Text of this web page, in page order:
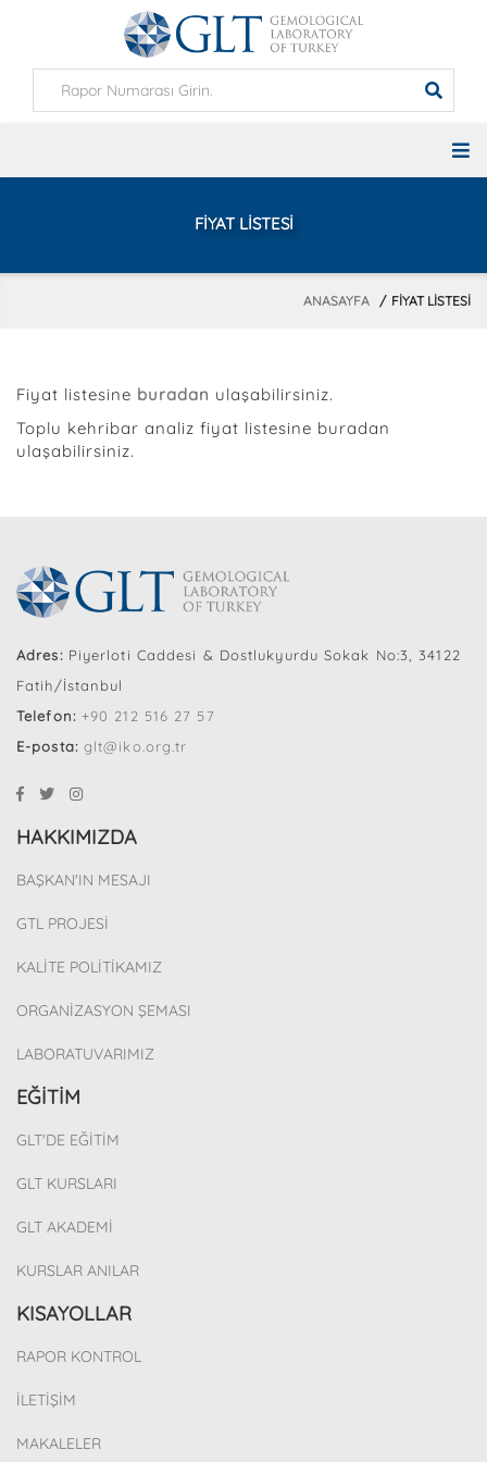
FIYAT LISTESI
ANASAYFA FIYAT LISTESI
Fiyat listesine buradan ulaşabilirsiniz.
Toplu kehribar analiz fiyat listesine buradan
ulaşabilirsiniz.
Adres:Piyerloti Caddesi & Dostlukyurdu Sokak No:3, 34122
Fatih/İstanbul
Telefon: +90 212 516 27 57
E-posta: glt@iko.org.tr
HAKKIMIZDA
BAŞKAN'IN MESAJI
GTL PROJESİ
KALİTE POLİTİKAMIZ
ORGANİZASYON ŞEMASI
LABORATUVARIMIZ
EĞİTİM
GLT'DE EĞİTİM
GLT KURSLARI
GLT AKADEMİ
KURSLAR ANILAR
KISAYOLLAR
RAPOR KONTROL
İLETİŞİM
MAKALELER